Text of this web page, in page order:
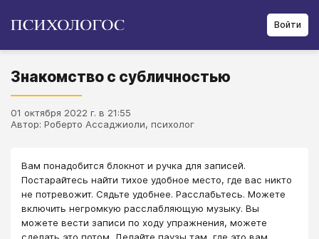
Войти
Знакомство с субличностью
01 октября 2022 г. в 21:55
Автор: Роберто Ассаджиоли, психолог
Вам понадобится блокнот и ручка для записей.
Постарайтесь найти тихое удобное место, где вас никто
не потревожит. Сядьте удобнее. Расслабьтесь. Можете
включить негромкую расслабляющую музыку. Вы
можете вести записи по ходу упражнения, можете